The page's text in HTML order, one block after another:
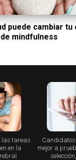
puede cambiar
mindfulness
las tareas
en la
mejor a